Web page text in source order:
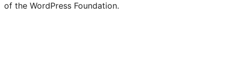
of the WordPress Foundation.